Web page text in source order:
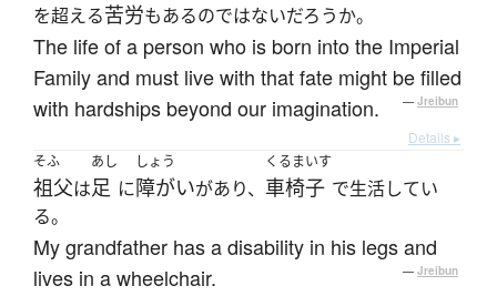
を超える苦労もあるのではないだろうか。
The life of a person who is born into the Imperial
Family and must live with that fate might be filled
with hardships beyond our imagination.
— Jreibun
Details ▸
そふ
祖父は
あし
足 に
しょう
障がいがあり、
くるまいす
車椅子 で生活してい
る。
My grandfather has a disability in his legs and
lives in a wheelchair.
— Jreibun